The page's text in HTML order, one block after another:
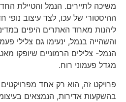
משיכה לתיירים. הנמל והטיילת
ההיסטורי של עכו, לצד עיצוב נופי
ליהנות מאחד האתרים היפים במדינה.
והשהייה בנמל, ינעימו גם צלילי
הנמל- צלילים הרמוניים שיופקו
מגדל פעמוני רוח.
פרויקט זה, הוא רק אחד מפרויקטים
בהשקעות אדירות, הנמצאים